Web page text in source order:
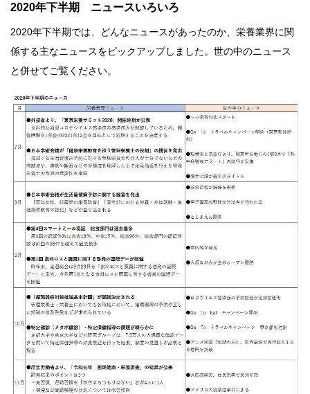
2020年下半期 ニュースいろいろ
2020年下半期では、どんなニュースがあったのか、栄養業界に関
係する主なニュースをピックアップしました。世の中のニュース
と併せてご覧ください。